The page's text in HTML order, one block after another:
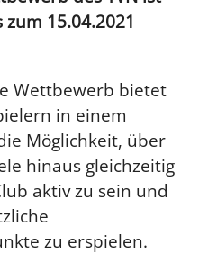
15.04.2021
Wettbewerb bietet
in einem
Möglichkeit, über
hinaus gleichzeitig
aktiv zu sein und
zu erspielen.